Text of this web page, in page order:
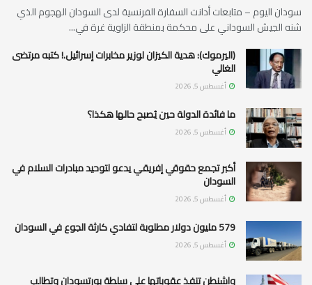
سودان اليوم – متابعات أدانت السفارة الفرنسية لدى السودان الهجوم الذي
شنه الجيش السوداني على محكمة بمنطقة الزاوية غرة في...
(اليرموك): هدية الكيزان لوزير مخابرات إسرائيل.! كتبه مرتضى
الغالي
أغسطس 5, 2026
ما فائدة الدولة حين يُصبح حالها هكذا؟
أغسطس 5, 2026
أكبر تجمع حقوقي إفريقي يدعو لتوحيد مبادرات السلام في
السودان
أغسطس 5, 2026
579 مليون دولار مطلوبة لتفادي كارثة الجوع في السودان
أغسطس 5, 2026
واشنطن تنفذ عقوباتها على سلطة بورتسودان وتطالب